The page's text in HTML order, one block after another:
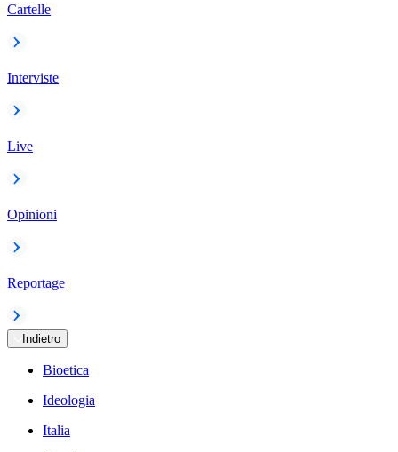
Cartelle
Interviste
Live
Opinioni
Reportage
Indietro
Bioetica
Ideologia
Italia